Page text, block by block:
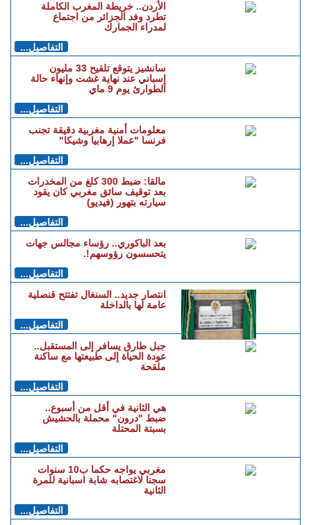
الأردن.. خريطة المغرب الكاملة
تطرد وفد الجزائر من اجتماع
لمدراء الجمارك
التفاصيل...
سانشيز يتوقع تلقيح 33 مليون
إسباني عند نهاية غشت وإنهاء حالة
الطوارئ يوم 9 ماي
التفاصيل...
معلومات أمنية مغربية دقيقة تجنب
فرنسا "عملا إرهابيا وشيكا"
التفاصيل...
مالقا: ضبط 300 كلغ من المخدرات
بعد توقيف سائق مغربي كان يقود
سيارته بتهور (فيديو)
التفاصيل...
بعد الباكوري.. رؤساء مجالس جهات
يتحسسون رؤوسهم!.
التفاصيل...
انتصار جديد.. السنغال تفتتح قنصلية
عامة لها بالداخلة
التفاصيل...
جبل طارق يسافر إلى المستقبل..
عودة الحياة إلى طبيعتها مع ساكنة
ملقحة
التفاصيل...
هي الثانية في أقل من أسبوع..
ضبط "درون" محملة بالحشيش
بسبتة المحتلة
التفاصيل...
مغربي يواجه حكما ب10 سنوات
سجنا لاغتصابه شابة اسبانية للمرة
الثانية
التفاصيل...